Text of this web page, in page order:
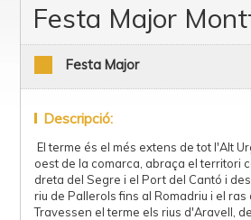
Festa Major
Festa Major
Descripció:
El terme és el més extens de tot l'Alt
oest de la comarca, abraça el territori
dreta del Segre i el Port del Cantó i
riu de Pallerols fins al Romadriu i el ras
Travessen el terme els rius d'Aravell,